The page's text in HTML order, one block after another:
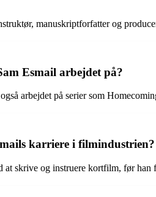
manuskriptforfatter og
Esmail arbejdet på?
arbejdet på serier som
karriere i filmindustrien?
at skrive og instruere kortfilm, før